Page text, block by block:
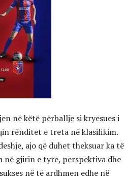
në këtë përballje si kryesues i
rënditet e treta në klasifikim.
ajo që duhet theksuar ka të
në gjirin e tyre, perspektiva dhe
në të ardhmen edhe në